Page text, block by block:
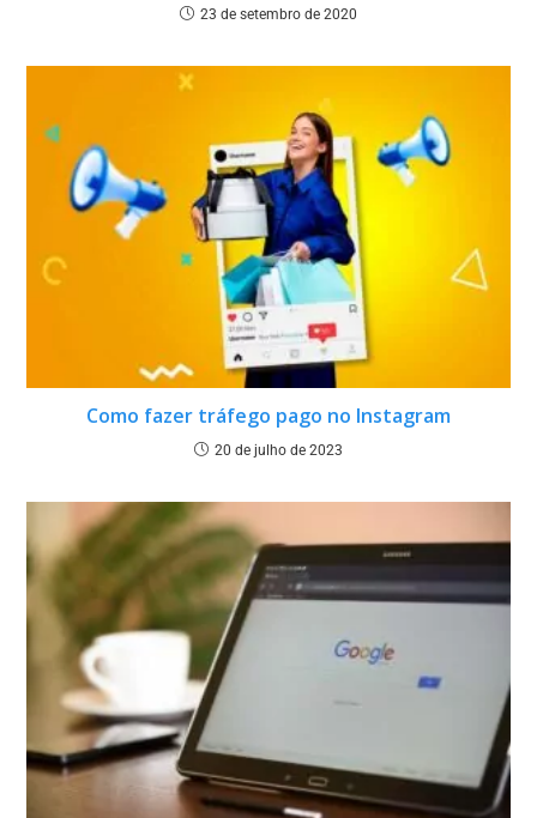
23 de setembro de 2020
Como fazer tráfego pago no Instagram
20 de julho de 2023